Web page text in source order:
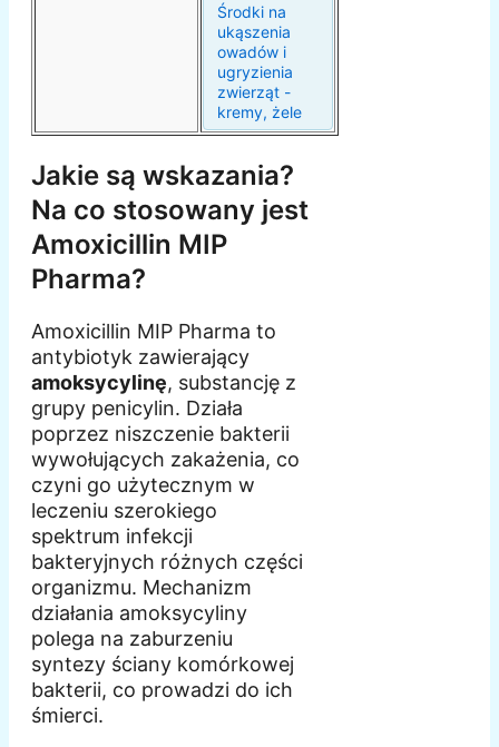
Środki na
ukąszenia
owadów i
ugryzienia
zwierząt -
kremy, żele
Jakie są wskazania?
Na co stosowany jest
Amoxicillin MIP
Pharma?
Amoxicillin MIP Pharma to
antybiotyk zawierający
amoksycylinę, substancję z
grupy penicylin. Działa
poprzez niszczenie bakterii
wywołujących zakażenia, co
czyni go użytecznym w
leczeniu szerokiego
spektrum infekcji
bakteryjnych różnych części
organizmu. Mechanizm
działania amoksycyliny
polega na zaburzeniu
syntezy ściany komórkowej
bakterii, co prowadzi do ich
śmierci.